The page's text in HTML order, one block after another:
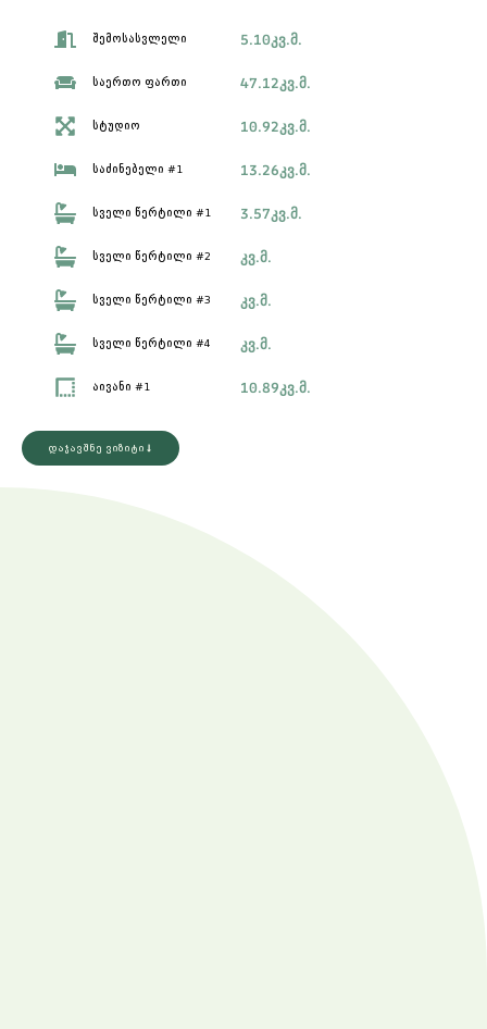
შემოსასვლელი 5.10კვ.მ.
საერთო ფართი 47.12კვ.მ.
სტუდიო 10.92კვ.მ.
საძინებელი #1 13.26კვ.მ.
სველი წერტილი #1 3.57კვ.მ.
სველი წერტილი #2 კვ.მ.
სველი წერტილი #3 კვ.მ.
სველი წერტილი #4 კვ.მ.
აივანი #1 10.89კვ.მ.
დაჯავშნე ვიზიტი